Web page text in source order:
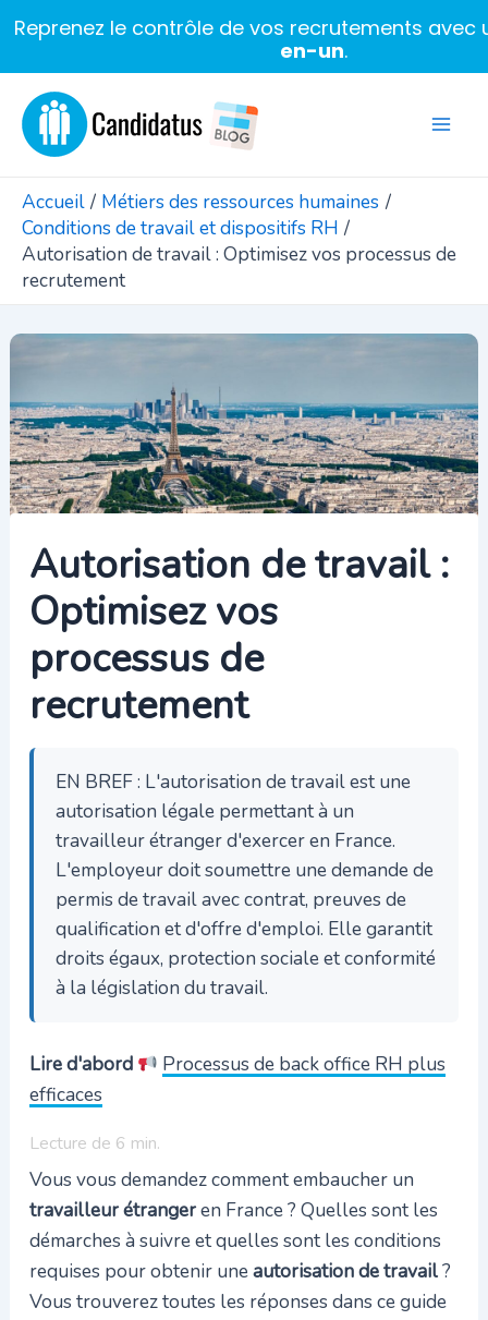
Aller
contenu
Accueil
Métiers des ressources humaines
Conditions de travail et dispositifs RH
Autorisation de travail : Optimisez vos processus de
recrutement
Autorisation de travail :
Optimisez vos
processus de
recrutement
EN BREF : L'autorisation de travail est une
autorisation légale permettant à un
travailleur étranger d'exercer en France.
L'employeur doit soumettre une demande de
permis de travail avec contrat, preuves de
qualification et d'offre d'emploi. Elle garantit
droits égaux, protection sociale et conformité
à la législation du travail.
Lire d'abord
Processus de back office RH plus
efficaces
Lecture de 6 min.
Vous vous demandez comment embaucher un
travailleur étrangeren France ? Quelles sont les
démarches à suivre et quelles sont les conditions
requises pour obtenir uneautorisation de travail?
Vous trouverez toutes les réponses dans ce guide
Reprenez le contrôle de vos recrutements avec
en-un.